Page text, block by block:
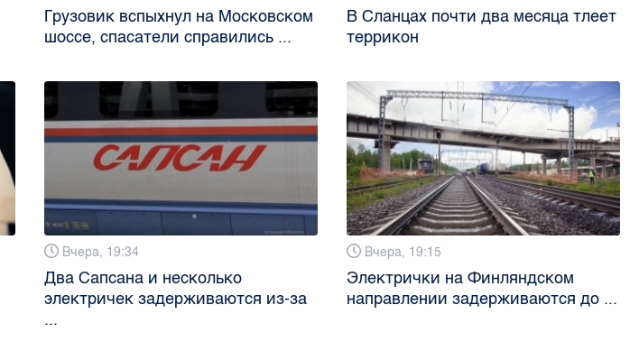
Грузовик вспыхнул на Московском
шоссе, спасатели справились ...
В Сланцах почти два месяца тлеет
террикон
Вчера, 19:34
Два Сапсана и несколько
электричек задерживаются из-за
...
Вчера, 19:15
Электрички на Финляндском
направлении задерживаются до ...